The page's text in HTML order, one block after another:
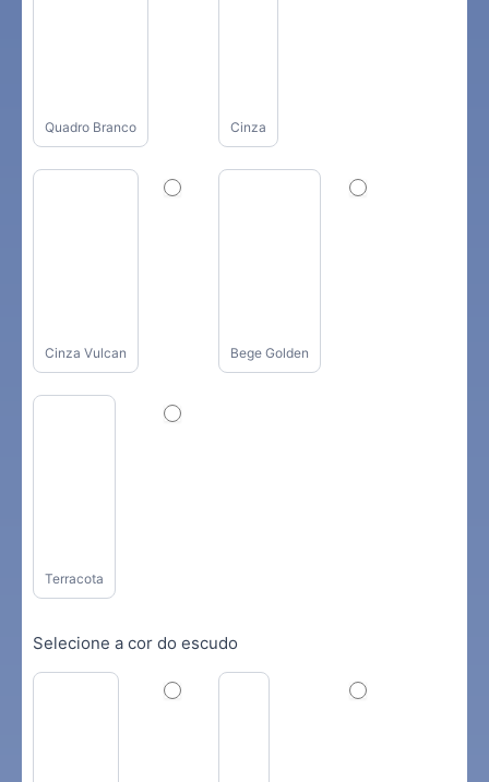
Quadro Branco Cinza
Cinza Vulcan Bege Golden
Terracota
Selecione a cor do escudo